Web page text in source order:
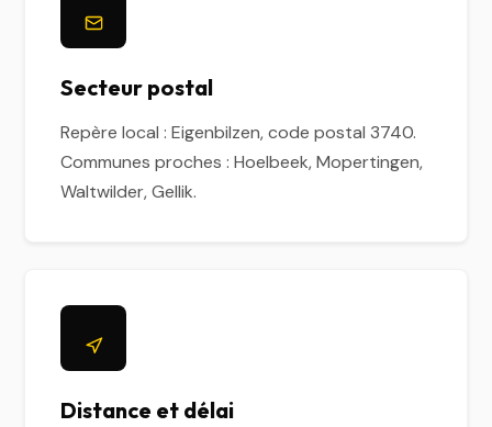
Secteur postal
Repère local : Eigenbilzen, code postal 3740.
Communes proches : Hoelbeek, Mopertingen,
Waltwilder, Gellik.
Distance et délai